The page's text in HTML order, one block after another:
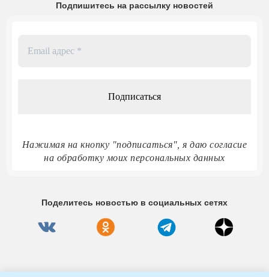
Подпишитесь на рассылку новостей
Нажимая на кнопку "подписаться", я даю согласие
на обработку моих персональных данных
Поделитесь новостью в социальных сетях